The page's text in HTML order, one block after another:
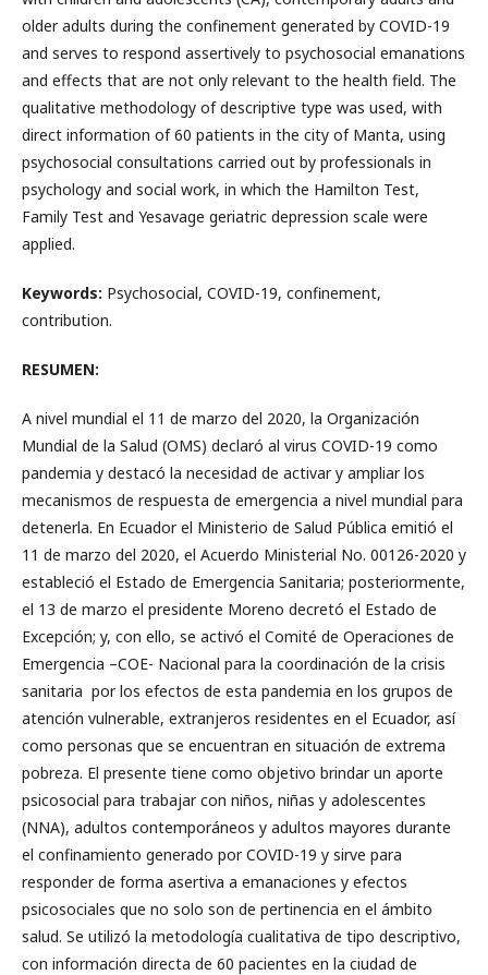
older adults during the confinement generated by COVID-19
and serves to respond assertively to psychosocial emanations
and effects that are not only relevant to the health field. The
qualitative methodology of descriptive type was used, with
direct information of 60 patients in the city of Manta, using
psychosocial consultations carried out by professionals in
psychology and social work, in which the Hamilton Test,
Family Test and Yesavage geriatric depression scale were
applied.
Keywords: Psychosocial, COVID-19, confinement,
contribution.
RESUMEN:
A nivel mundial el 11 de marzo del 2020, la Organización
Mundial de la Salud (OMS) declaró al virus COVID-19 como
pandemia y destacó la necesidad de activar y ampliar los
mecanismos de respuesta de emergencia a nivel mundial para
detenerla. En Ecuador el Ministerio de Salud Pública emitió el
11 de marzo del 2020, el Acuerdo Ministerial No. 00126-2020 y
estableció el Estado de Emergencia Sanitaria; posteriormente,
el 13 de marzo el presidente Moreno decretó el Estado de
Excepción; y, con ello, se activó el Comité de Operaciones de
Emergencia –COE- Nacional para la coordinación de la crisis
sanitaria por los efectos de esta pandemia en los grupos de
atención vulnerable, extranjeros residentes en el Ecuador, así
como personas que se encuentran en situación de extrema
pobreza. El presente tiene como objetivo brindar un aporte
psicosocial para trabajar con niños, niñas y adolescentes
(NNA), adultos contemporáneos y adultos mayores durante
el confinamiento generado por COVID-19 y sirve para
responder de forma asertiva a emanaciones y efectos
psicosociales que no solo son de pertinencia en el ámbito
salud. Se utilizó la metodología cualitativa de tipo descriptivo,
con información directa de 60 pacientes en la ciudad de